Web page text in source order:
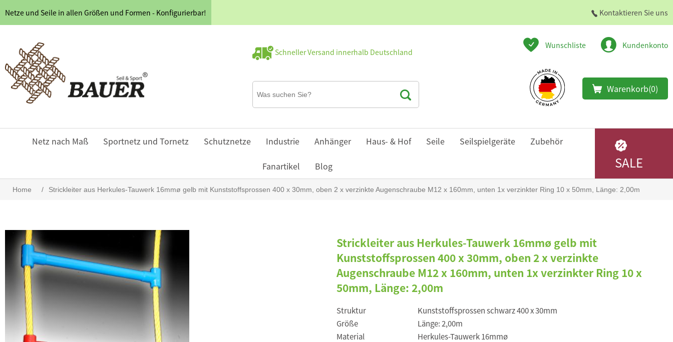
Netze und Seile in allen Größen und Formen - Konfigurierbar! Kontaktieren Sie uns
Schneller Versand innerhalb Deutschland
Wunschliste Kundenkonto
Warenkorb(0)
Netz nach Maß Sportnetz und Tornetz Schutznetze Industrie Anhänger Haus- & Hof Seile Seilspielgeräte Zubehör
Fanartikel Blog SALE
Home / Strickleiter aus Herkules-Tauwerk 16mmø gelb mit Kunststoffsprossen 400 x 30mm, oben 2 x verzinkte Augenschraube M12 x 160mm, unten 1x verzinkter Ring 10 x 50mm, Länge: 2,00m
Strickleiter aus Herkules-Tauwerk 16mmø gelb mit
Kunststoffsprossen 400 x 30mm, oben 2 x verzinkte
Augenschraube M12 x 160mm, unten 1x verzinkter Ring 10 x
50mm, Länge: 2,00m
Struktur
Kunststoffsprossen schwarz 400 x 30mm
Größe
Länge: 2,00m
Material
Herkules-Tauwerk 16mmø